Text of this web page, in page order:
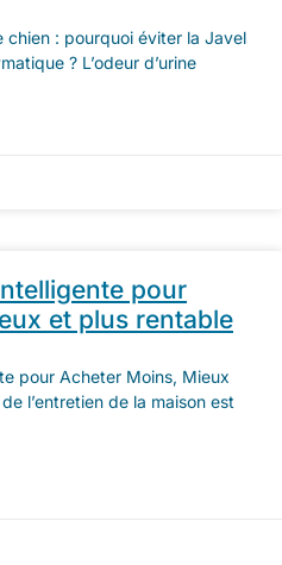
chien : pourquoi éviter la Javel
? L’odeur d’urine
pour
et plus rentable
pour Acheter Moins, Mieux
l’entretien de la maison est